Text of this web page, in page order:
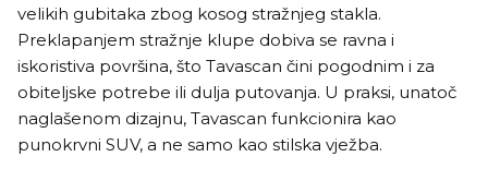
velikih gubitaka zbog kosog stražnjeg stakla.
Preklapanjem stražnje klupe dobiva se ravna i
iskoristiva površina, što Tavascan čini pogodnim i za
obiteljske potrebe ili dulja putovanja. U praksi, unatoč
naglašenom dizajnu, Tavascan funkcionira kao
punokrvni SUV, a ne samo kao stilska vježba.